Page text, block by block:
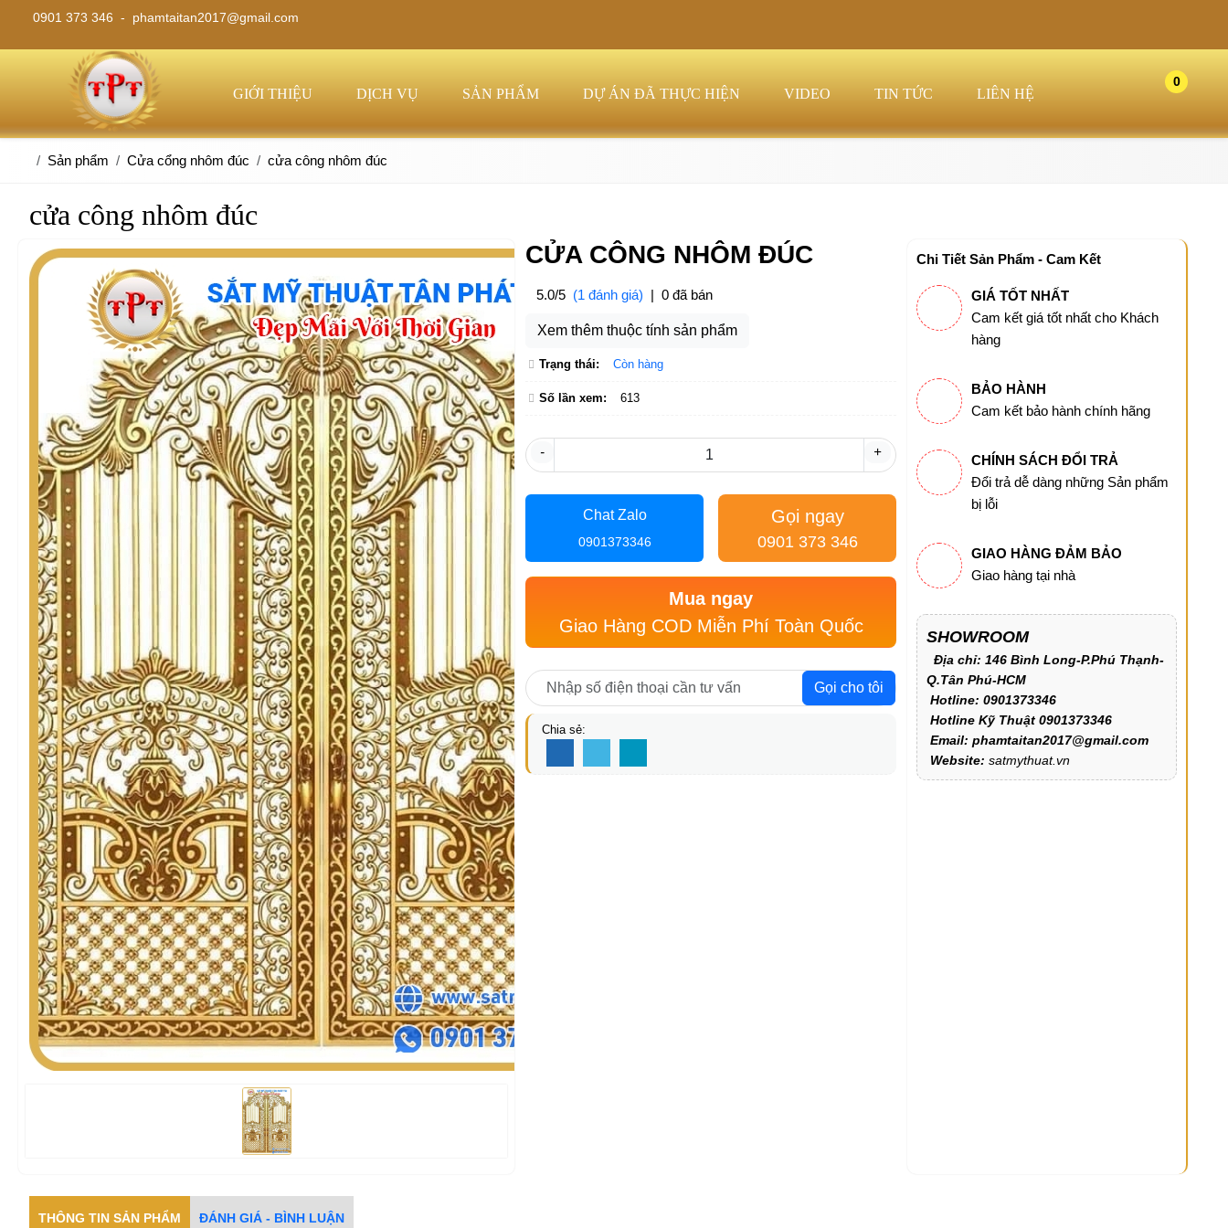
0901 373 346 - phamtaitan2017@gmail.com
GIỚI THIỆU DỊCH VỤ SẢN PHẨM DỰ ÁN ĐÃ THỰC HIỆN VIDEO TIN TỨC LIÊN HỆ
0
Sản phẩm Cửa cổng nhôm đúc cửa công nhôm đúc
cửa công nhôm đúc
CỬA CÔNG NHÔM ĐÚC
5.0/5 (1 đánh giá) | 0 đã bán
Xem thêm thuộc tính sản phẩm
Trạng thái: Còn hàng
Số lần xem: 613
- +
Chat Zalo
0901373346
Gọi ngay
0901 373 346
Mua ngay
Giao Hàng COD Miễn Phí Toàn Quốc
Gọi cho tôi
Chia sẻ:
Chi Tiết Sản Phẩm - Cam Kết
GIÁ TỐT NHẤT
Cam kết giá tốt nhất cho Khách
hàng
BẢO HÀNH
Cam kết bảo hành chính hãng
CHÍNH SÁCH ĐỔI TRẢ
Đổi trả dễ dàng những Sản phẩm
bị lỗi
GIAO HÀNG ĐẢM BẢO
Giao hàng tại nhà
SHOWROOM
Địa chỉ: 146 Bình Long-P.Phú Thạnh-
Q.Tân Phú-HCM
Hotline: 0901373346
Hotline Kỹ Thuật 0901373346
Email: phamtaitan2017@gmail.com
Website: satmythuat.vn
THÔNG TIN SẢN PHẨM ĐÁNH GIÁ - BÌNH LUẬN